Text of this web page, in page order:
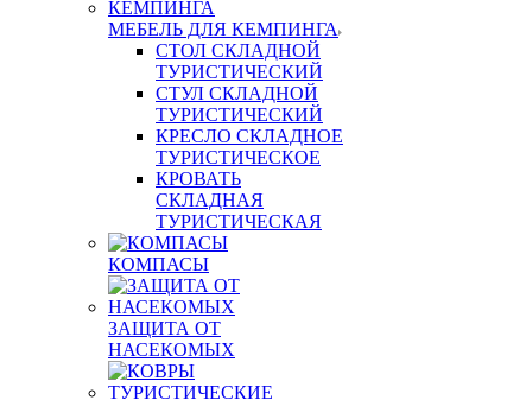
МЕБЕЛЬ ДЛЯ КЕМПИНГА
СТОЛ СКЛАДНОЙ
ТУРИСТИЧЕСКИЙ
СТУЛ СКЛАДНОЙ
ТУРИСТИЧЕСКИЙ
КРЕСЛО СКЛАДНОЕ
ТУРИСТИЧЕСКОЕ
КРОВАТЬ
СКЛАДНАЯ
ТУРИСТИЧЕСКАЯ
КОМПАСЫ
ЗАЩИТА ОТ
НАСЕКОМЫХ